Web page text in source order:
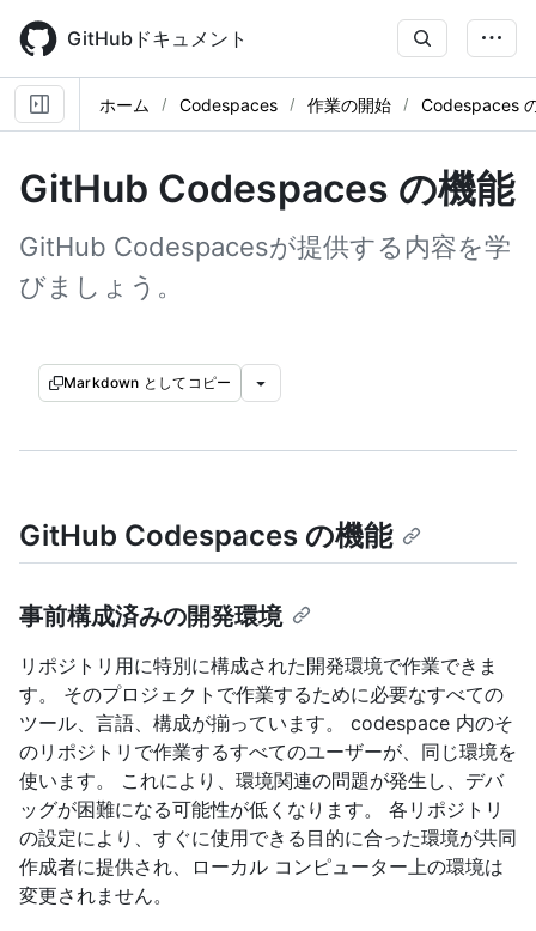
main
content
GitHubドキュメント
ホーム Codespaces 作業の開始 Codespaces
GitHub Codespaces の機能
GitHub Codespacesが提供する内容を学
びましょう。
Markdown としてコピー
GitHub Codespaces の機能
事前構成済みの開発環境
リポジトリ用に特別に構成された開発環境で作業できま
す。 そのプロジェクトで作業するために必要なすべての
ツール、言語、構成が揃っています。 codespace 内のそ
のリポジトリで作業するすべてのユーザーが、同じ環境を
使います。 これにより、環境関連の問題が発生し、デバ
ッグが困難になる可能性が低くなります。 各リポジトリ
の設定により、すぐに使用できる目的に合った環境が共同
作成者に提供され、ローカル コンピューター上の環境は
変更されません。